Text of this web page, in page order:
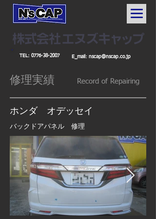
TEL: 0776-38-2007 E_mail: nscap@nscap.co.jp
修理実績 Record of Repairing
​ホンダ オデッセイ
バックドアパネル 修理